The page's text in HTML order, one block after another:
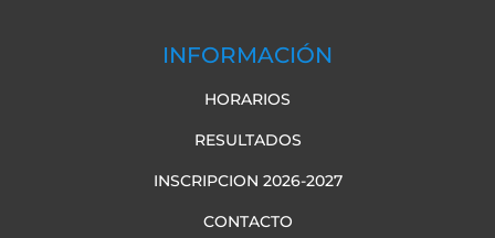
INFORMACIÓN
HORARIOS
RESULTADOS
INSCRIPCION 2026-2027
CONTACTO